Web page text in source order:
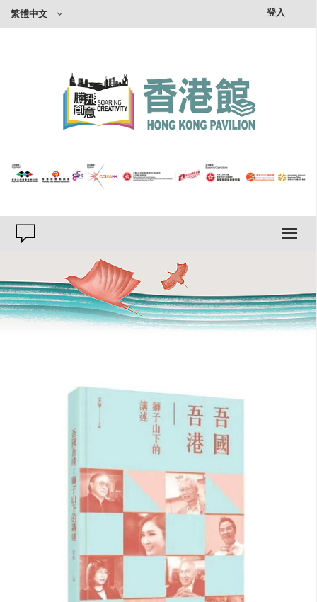
繁體中文 登入×